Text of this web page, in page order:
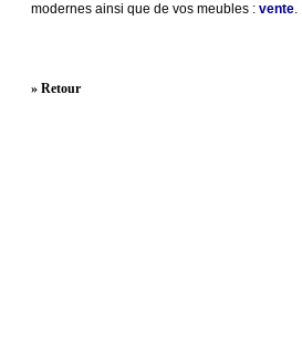
modernes ainsi que de vos meubles : vente.
» Retour